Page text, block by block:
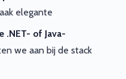
elegante
.NET- of Java-
we aan bij de stack